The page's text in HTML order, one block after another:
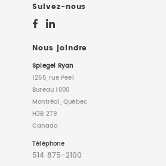
Suivez-nous
Nous joindre
Spiegel Ryan
1255, rue Peel
Bureau 1000
Montréal, Québec
H3B 2T9
Canada
Téléphone
514 875-2100